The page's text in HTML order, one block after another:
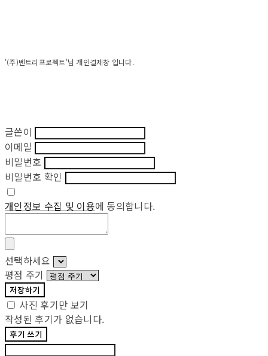
'(주)벤트리프로젝트'님 개인결제창 입니다.
글쓴이
이메일
비밀번호
비밀번호 확인
개인정보 수집 및 이용에 동의합니다.
선택하세요
평점 주기
저장하기
사진 후기만 보기
작성된 후기가 없습니다.
후기 쓰기